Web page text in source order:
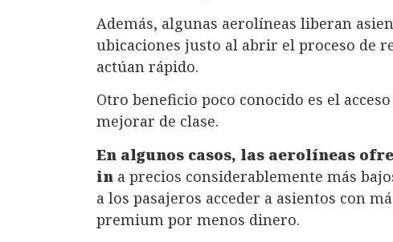
Además, algunas aerolíneas liberan
ubicaciones justo al abrir el proceso de
actúan rápido.
Otro beneficio poco conocido es el
mejorar de clase.
En algunos casos, las aerolíneas
in a precios considerablemente más
a los pasajeros acceder a asientos con
premium por menos dinero.